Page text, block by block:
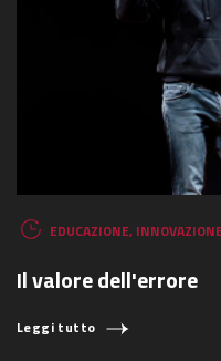
EDUCAZIONE,
Il valore dell'errore
Leggi tutto